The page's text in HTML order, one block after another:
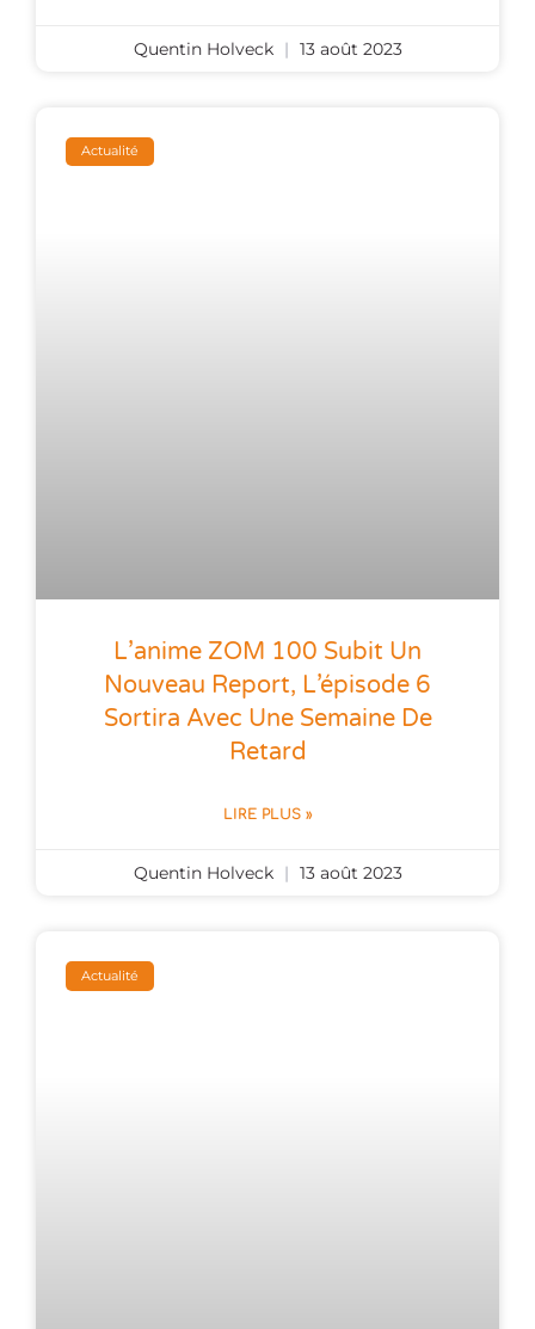
Quentin Holveck 13 août 2023
Actualité
L’anime ZOM 100 Subit Un
Nouveau Report, L’épisode 6
Sortira Avec Une Semaine De
Retard
LIRE PLUS »
Quentin Holveck 13 août 2023
Actualité